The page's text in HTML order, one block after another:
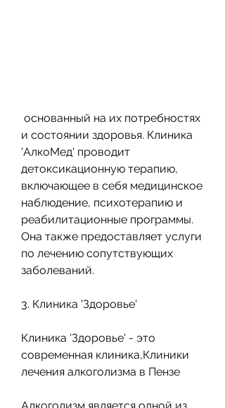
и состоянии здоровья. Клиника
'АлкоМед' проводит
детоксикационную терапию,
включающее в себя медицинское
наблюдение, психотерапию и
реабилитационные программы.
Она также предоставляет услуги
по лечению сопутствующих
заболеваний.
3. Клиника 'Здоровье'
Клиника 'Здоровье' - это
современная клиника,Клиники
лечения алкоголизма в Пензе
Алкоголизм является одной из